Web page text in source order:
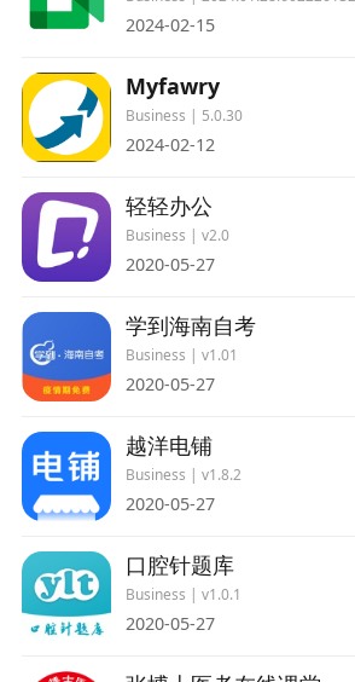
2024-02-15
Myfawry
Business | 5.0.30
2024-02-12
轻轻办公
Business | v2.0
2020-05-27
学到海南自考
Business | v1.01
2020-05-27
越洋电铺
Business | v1.8.2
2020-05-27
口腔针题库
Business | v1.0.1
2020-05-27